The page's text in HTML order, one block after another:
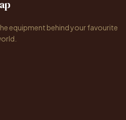
equipment behind your favourite